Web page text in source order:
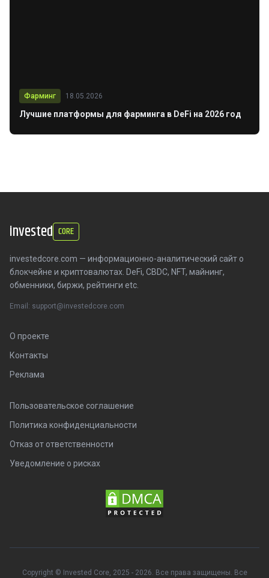
Фарминг 18.05.2026
Лучшие платформы для фарминга в DeFi на 2026 год
invested CORE
investedcore.com — информационно-аналитический сайт о
блокчейне и криптовалютах. DeFi, CBDC, NFT, майнинг,
обменники, биржи, рейтинги etc.
Email: support@investedcore.com
О проекте
Контакты
Реклама
Пользовательское соглашение
Политика конфиденциальности
Отказ от ответственности
Уведомление о рисках
Copyright © Invested Core, 2025 - 2026. Все права защищены. Все